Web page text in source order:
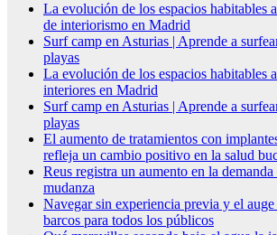
La evolución de los espacios habitables
de interiorismo en Madrid
Surf camp en Asturias | Aprende a
playas
La evolución de los espacios habitables
interiores en Madrid
Surf camp en Asturias | Aprende a
playas
El aumento de tratamientos con
refleja un cambio positivo en la salud
Reus registra un aumento en la
mudanza
Navegar sin experiencia previa y el
barcos para todos los públicos